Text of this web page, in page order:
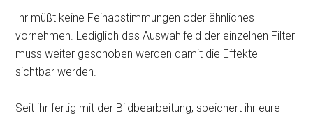
Ihr müßt keine Feinabstimmungen oder ähnliches
vornehmen. Lediglich das Auswahlfeld der einzelnen Filter
muss weiter geschoben werden damit die Effekte
sichtbar werden.
Seit ihr fertig mit der Bildbearbeitung, speichert ihr eure